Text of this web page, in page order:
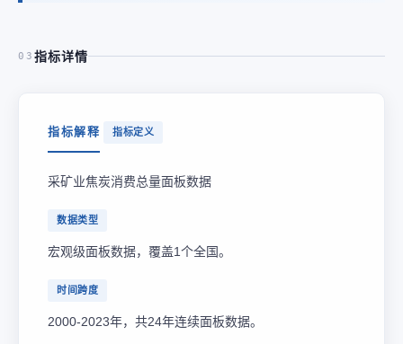
03 指标详情
指标解释 指标定义
采矿业焦炭消费总量面板数据
数据类型
宏观级面板数据，覆盖1个全国。
时间跨度
2000-2023年，共24年连续面板数据。